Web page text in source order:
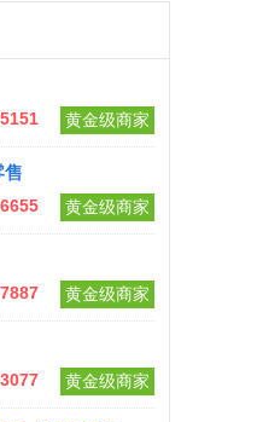
黄金级商家
售
黄金级商家
黄金级商家
黄金级商家